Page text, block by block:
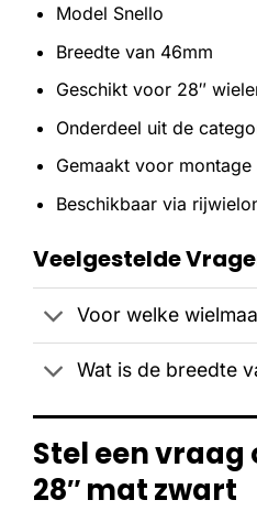
Model Snello
Breedte van 46mm
Geschikt voor 28″
Onderdeel uit de
Gemaakt voor
Beschikbaar via
Veelgestelde
Voor welke
Wat is de breedte
Stel een
28″ mat zwart